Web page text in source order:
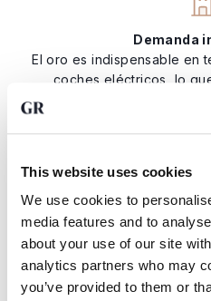
This website uses cookies
We use cookies to
media features and to
about your use of our site
analytics partners who may
you’ve provided to them or
Demanda
El oro es indispensable en
coches eléctricos, lo
Los nuevos descubrimientos,
reciclaje influyen en
Situación